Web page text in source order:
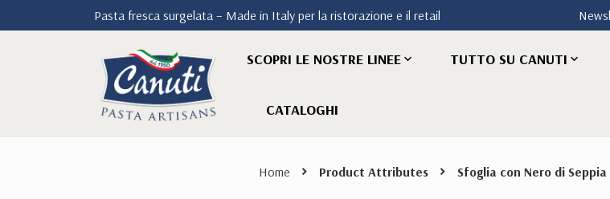
Pasta fresca surgelata – Made in Italy per la ristorazione e il retail
SCOPRI LE NOSTRE LINEE TUTTO SU CANUTI
CATALOGHI
Home Product Attributes Sfoglia con Nero di Seppia